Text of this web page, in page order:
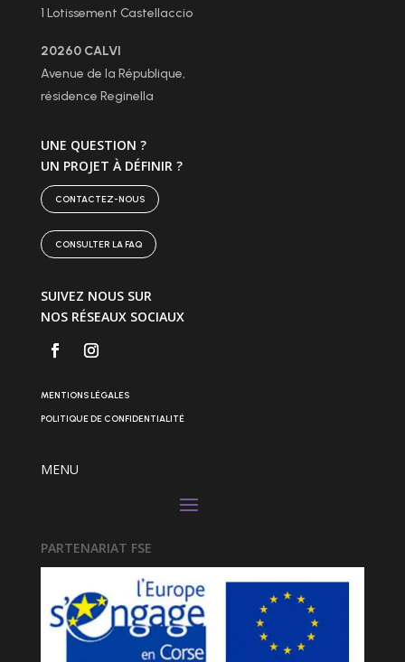
1 Lotissement Castellaccio
20260 CALVI
Avenue de la République,
résidence Reginella
UNE QUESTION ?
UN PROJET À DÉFINIR ?
CONTACTEZ-NOUS
CONSULTER LA FAQ
SUIVEZ NOUS SUR
NOS RÉSEAUX SOCIAUX
MENTIONS LÉGALES
POLITIQUE DE CONFIDENTIALITÉ
MENU
PARTENARIAT FSE